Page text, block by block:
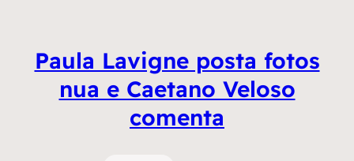
Paula Lavigne posta fotos
nua e Caetano Veloso
comenta